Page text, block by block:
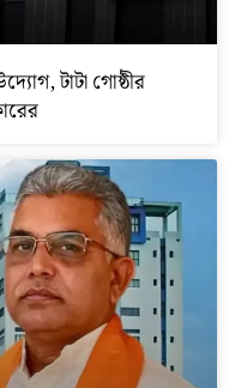
টাটা গোষ্ঠীর